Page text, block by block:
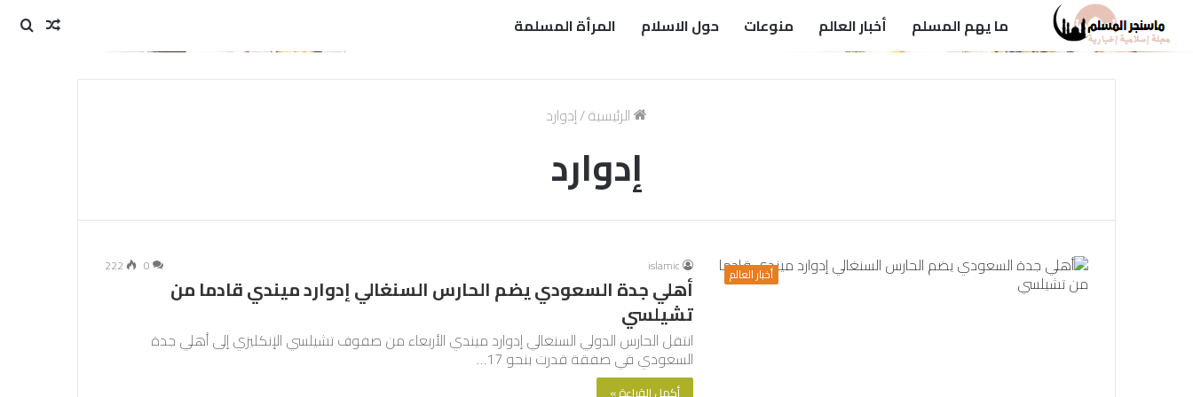
ما يهم المسلم أخبار العالم منوعات حول الاسلام المرأة المسلمة
مقال
الرئيسية/إدوارد
إدوارد
أخبار العالم islamic
0
222
أهلي جدة السعودي يضم الحارس السنغالي إدوارد ميندي قادما من
تشيلسي
انتقل الحارس الدولي السنغالي إدوارد ميندي الأربعاء من صفوف تشيلسي الإنكليزي إلى أهلي جدة
السعودي في صفقة قدرت بنحو 17…
أكمل القراءة »